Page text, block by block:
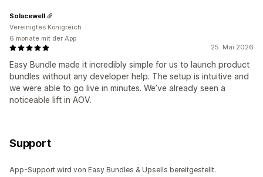
25. Mai 2026
Easy Bundle made it incredibly simple for us to launch product
bundles without any developer help. The setup is intuitive and
we were able to go live in minutes. We’ve already seen a
noticeable lift in AOV.
Solacewell
Vereinigtes Königreich
6 monate mit der App
Support
App-Support wird von Easy Bundles & Upsells bereitgestellt.